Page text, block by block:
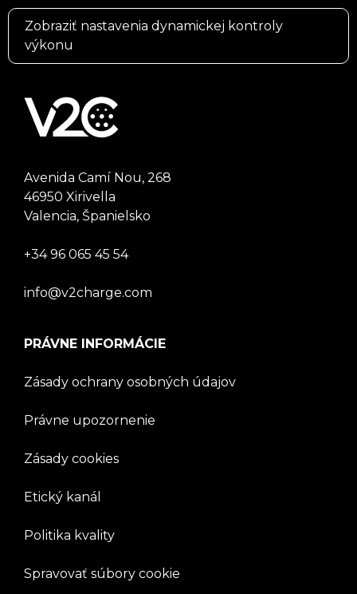
Zobraziť nastavenia dynamickej kontroly
výkonu
Avenida Camí Nou, 268
46950 Xirivella
Valencia, Španielsko
+34 96 065 45 54
info@v2charge.com
PRÁVNE INFORMÁCIE
Zásady ochrany osobných údajov
Právne upozornenie
Zásady cookies
Etický kanál
Politika kvality
Spravovať súbory cookie